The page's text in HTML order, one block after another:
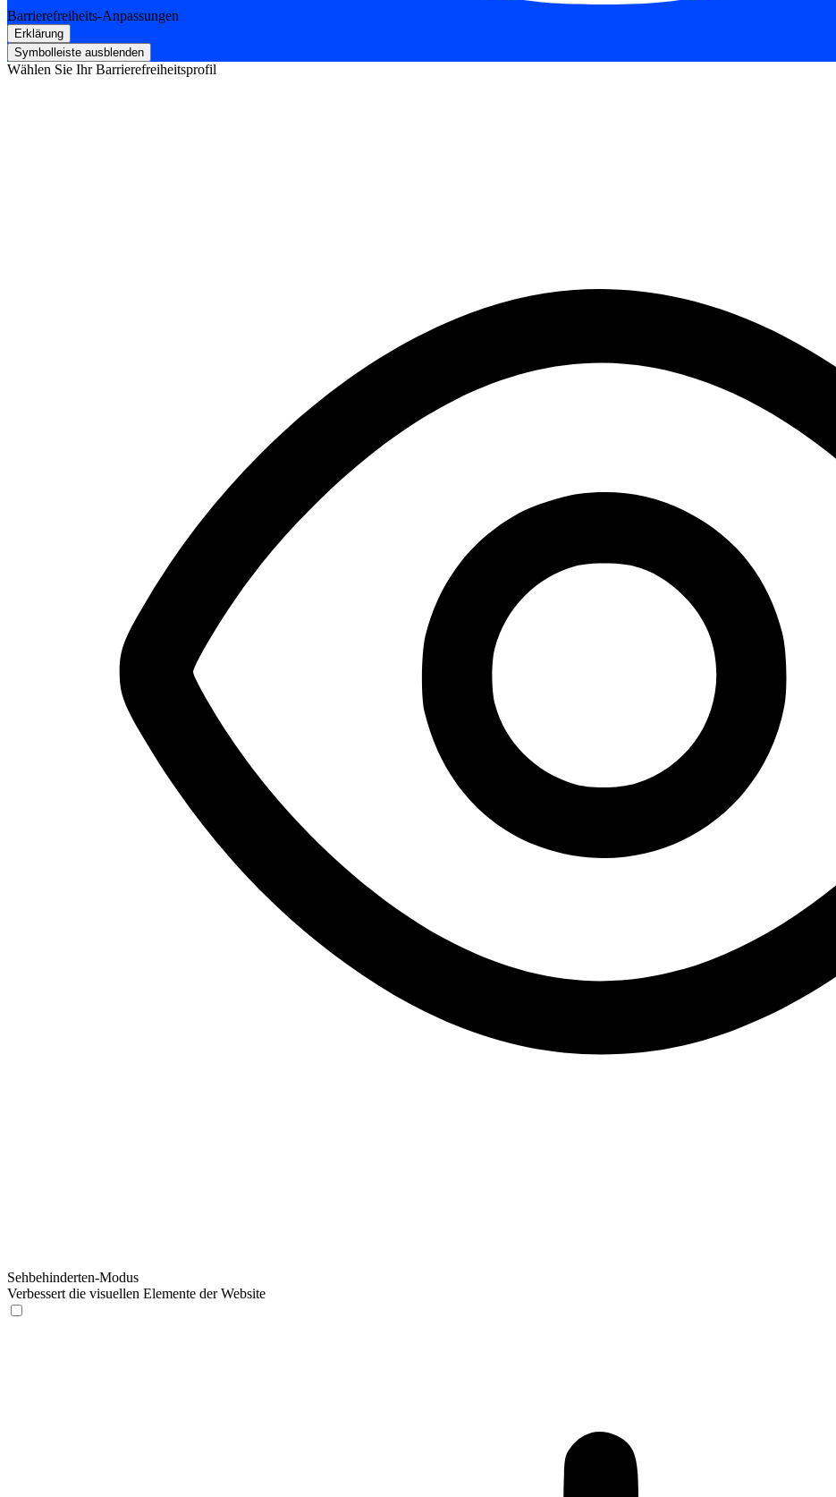
Barrierefreiheits-Anpassungen
Erklärung
Symbolleiste ausblenden
Wählen Sie Ihr Barrierefreiheitsprofil
Sehbehinderten-Modus
Verbessert die visuellen Elemente der Website